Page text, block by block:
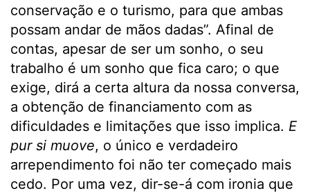
conservação e o turismo, para que ambas
possam andar de mãos dadas”. Afinal de
contas, apesar de ser um sonho, o seu
trabalho é um sonho que fica caro; o que
exige, dirá a certa altura da nossa conversa,
a obtenção de financiamento com as
dificuldades e limitações que isso implica. E
pur si muove, o único e verdadeiro
arrependimento foi não ter começado mais
cedo. Por uma vez, dir-se-á com ironia que